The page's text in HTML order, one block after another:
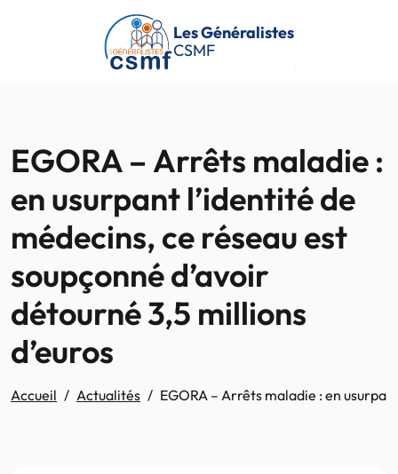
Passer au contenu principal
Les Généralistes
CSMF
EGORA – Arrêts maladie :
en usurpant l’identité de
médecins, ce réseau est
soupçonné d’avoir
détourné 3,5 millions
d’euros
Accueil Actualités EGORA – Arrêts maladie : en